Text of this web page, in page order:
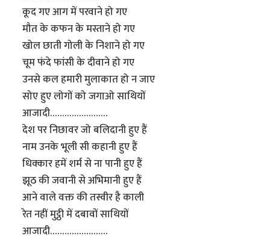
कूद गए आग में परवाने हो गए
मौत के कफन के मस्ताने हो गए
खोल छाती गोली के निशाने हो गए
चूम फंदे फांसी के दीवाने हो गए
उनसे कल हमारी मुलाकात हो न जाए
सोए हुए लोगों को जगाओ साथियों
आजादी……………………
देश पर निछावर जो बलिदानी हुए हैं
नाम उनके भूली सी कहानी हुए हैं
धिक्कार हमें शर्म से ना पानी हुए हैं
झूठ की जवानी से अभिमानी हुए हैं
आने वाले वक्त की तस्वीर है काली
रेत नहीं मुट्ठी में दबावों साथियों
आजादी……………………